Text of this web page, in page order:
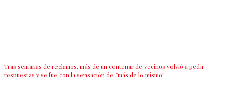
Tras semanas de reclamos, más de un centenar de vecinos volvió a pedir
respuestas y se fue con la sensación de “más de lo mismo”